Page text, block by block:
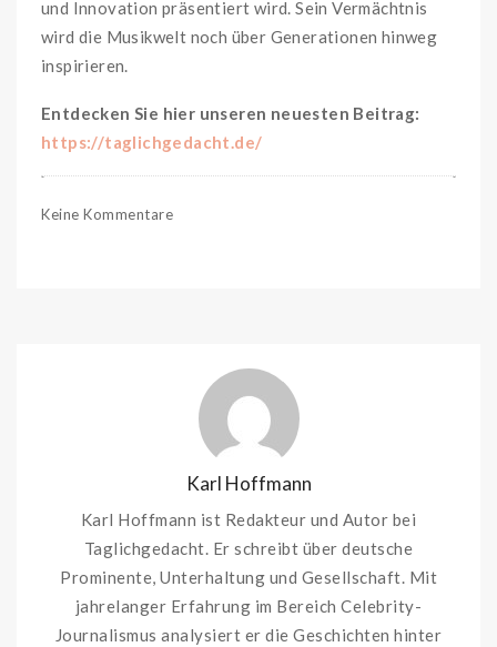
und Innovation präsentiert wird. Sein Vermächtnis
wird die Musikwelt noch über Generationen hinweg
inspirieren.
Entdecken Sie hier unseren neuesten Beitrag:
https://taglichgedacht.de/
Keine Kommentare
Karl Hoffmann
Karl Hoffmann ist Redakteur und Autor bei
Taglichgedacht. Er schreibt über deutsche
Prominente, Unterhaltung und Gesellschaft. Mit
jahrelanger Erfahrung im Bereich Celebrity-
Journalismus analysiert er die Geschichten hinter